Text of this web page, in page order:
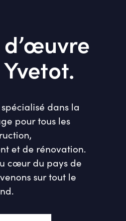
dans la
pour tous les
et de rénovation.
cœur du pays de
sur tout le